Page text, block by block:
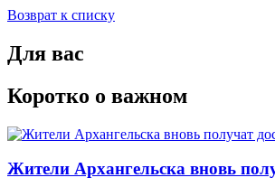
Возврат к списку
Для вас
Коротко о важном
Жители Архангельска вновь